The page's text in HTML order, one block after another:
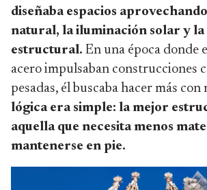
diseñaba espacios
natural, la iluminación solar y la
estructural. En una época donde
acero impulsaban construcciones
pesadas, él buscaba hacer más con
lógica era simple: la mejor
aquella que necesita menos
mantenerse en pie.